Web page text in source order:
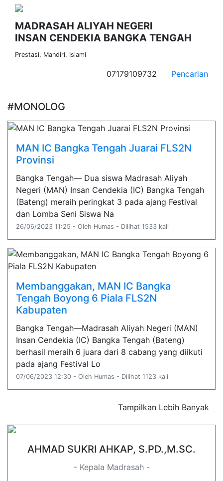
MADRASAH ALIYAH NEGERI
INSAN CENDEKIA BANGKA TENGAH
Prestasi, Mandiri, Islami
07179109732 Pencarian
#MONOLOG
MAN IC Bangka Tengah Juarai FLS2N
Provinsi
Bangka Tengah— Dua siswa Madrasah Aliyah
Negeri (MAN) Insan Cendekia (IC) Bangka Tengah
(Bateng) meraih peringkat 3 pada ajang Festival
dan Lomba Seni Siswa Na
26/06/2023 11:25 - Oleh Humas - Dilihat 1533 kali
Membanggakan, MAN IC Bangka
Tengah Boyong 6 Piala FLS2N
Kabupaten
Bangka Tengah—Madrasah Aliyah Negeri (MAN)
Insan Cendekia (IC) Bangka Tengah (Bateng)
berhasil meraih 6 juara dari 8 cabang yang diikuti
pada ajang Festival Lo
07/06/2023 12:30 - Oleh Humas - Dilihat 1123 kali
Tampilkan Lebih Banyak
AHMAD SUKRI AHKAP, S.PD.,M.SC.
- Kepala Madrasah -